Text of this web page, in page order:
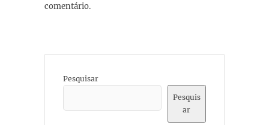
comentário.
Pesquisar
Pesquis
ar